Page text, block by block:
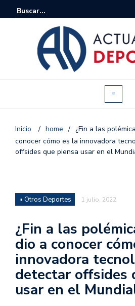
Inicio / home / ¿Fin a las
conocer cómo es la innovadora
offsides que piensa usar en el
▪ Otros Deportes 1 julio, 2022
¿Fin a las
dio a conocer
innovadora
detectar offsides
usar en el